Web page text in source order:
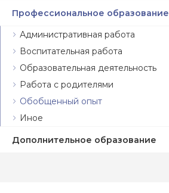
Профессиональное образование
Административная работа
Воспитательная работа
Образовательная деятельность
Работа с родителями
Обобщенный опыт
Иное
Дополнительное образование